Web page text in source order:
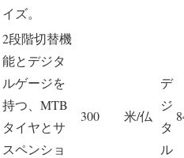
イズ。
2段階切替機
能とデジタ
ルゲージを
持つ、MTB
タイヤとサ
スペンショ
300 米/仏
デ
ジ
タ
ル